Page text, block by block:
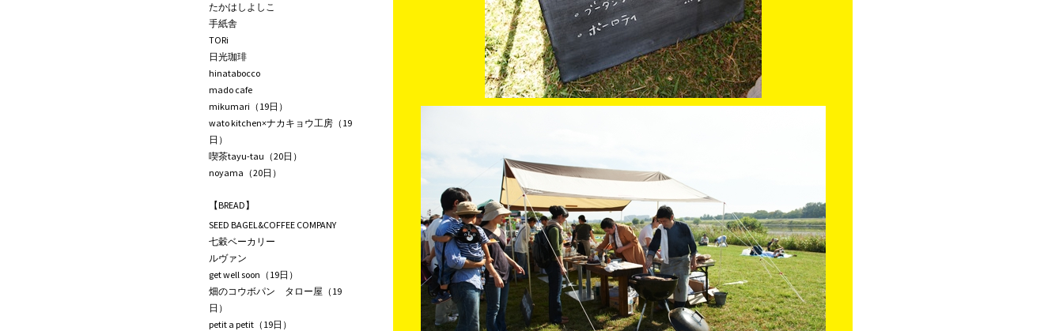
たかはしよしこ
手紙舎
TORi
日光珈琲
hinatabocco
mado cafe
mikumari（19日）
wato kitchen×ナカキョウ工房（19
日）
喫茶tayu-tau（20日）
noyama（20日）
【BREAD】
SEED BAGEL&COFFEE COMPANY
七穀ベーカリー
ルヴァン
get well soon（19日）
畑のコウボパン タロー屋（19
日）
petit a petit（19日）